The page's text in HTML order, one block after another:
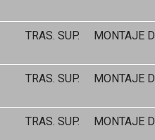
TRAS. SUP.
MONTAJE
TRAS. SUP. MONTAJE
TRAS. SUP.
MONTAJE